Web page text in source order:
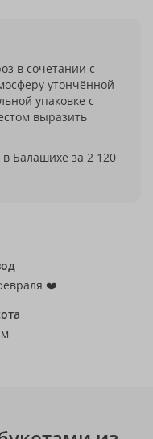
в сочетании с
утончённой
упаковке с
выразить
в Балашихе за 2 120
❤️